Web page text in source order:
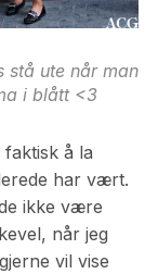
stå ute når man
i blått <3
å la
har vært.
ikke være
når jeg
vil vise